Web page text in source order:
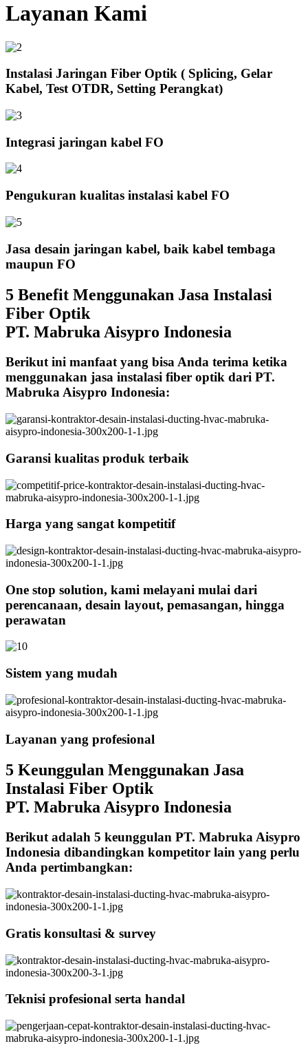
Layanan Kami
Instalasi Jaringan Fiber Optik ( Splicing, Gelar
Kabel, Test OTDR, Setting Perangkat)
Integrasi jaringan kabel FO
Pengukuran kualitas instalasi kabel FO
Jasa desain jaringan kabel, baik kabel tembaga
maupun FO
5 Benefit Menggunakan Jasa Instalasi
Fiber Optik
PT. Mabruka Aisypro Indonesia
Berikut ini manfaat yang bisa Anda terima ketika
menggunakan jasa instalasi fiber optik dari PT.
Mabruka Aisypro Indonesia:
Garansi kualitas produk terbaik
Harga yang sangat kompetitif
One stop solution, kami melayani mulai dari
perencanaan, desain layout, pemasangan, hingga
perawatan
Sistem yang mudah
Layanan yang profesional
5 Keunggulan Menggunakan Jasa
Instalasi Fiber Optik
PT. Mabruka Aisypro Indonesia
Berikut adalah 5 keunggulan PT. Mabruka Aisypro
Indonesia dibandingkan kompetitor lain yang perlu
Anda pertimbangkan:
Gratis konsultasi & survey
Teknisi profesional serta handal